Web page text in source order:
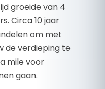
groeide van 4
Circa 10 jaar
om met
de verdieping te
mile voor
gaan.